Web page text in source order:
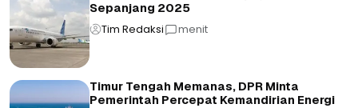
Sepanjang 2025
Tim Redaksi menit
Timur Tengah Memanas, DPR Minta
Pemerintah Percepat Kemandirian Energi